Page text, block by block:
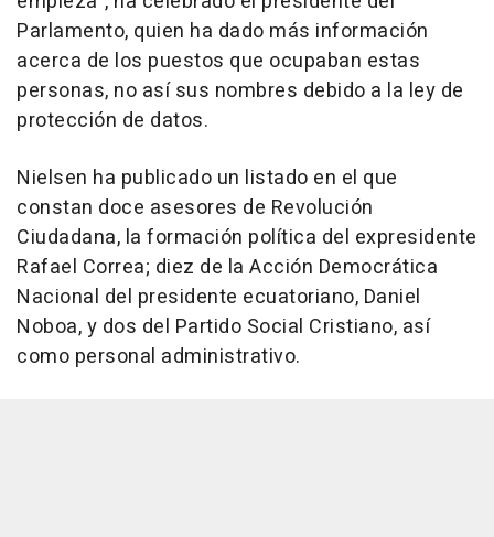
Parlamento, quien ha dado más información
acerca de los puestos que ocupaban estas
personas, no así sus nombres debido a la ley de
protección de datos.
Nielsen ha publicado un listado en el que
constan doce asesores de Revolución
Ciudadana, la formación política del expresidente
Rafael Correa; diez de la Acción Democrática
Nacional del presidente ecuatoriano, Daniel
Noboa, y dos del Partido Social Cristiano, así
como personal administrativo.